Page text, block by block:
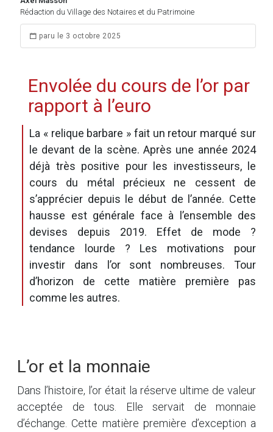
Rédaction du Village des Notaires et du Patrimoine
paru le 3 octobre 2025
Envolée du cours de l’or par
rapport à l’euro
La « relique barbare » fait un retour marqué sur
le devant de la scène. Après une année 2024
déjà très positive pour les investisseurs, le
cours du métal précieux ne cessent de
s’apprécier depuis le début de l’année. Cette
hausse est générale face à l’ensemble des
devises depuis 2019. Effet de mode ?
tendance lourde ? Les motivations pour
investir dans l’or sont nombreuses. Tour
d’horizon de cette matière première pas
comme les autres.
L’or et la monnaie
Dans l’histoire, l’or était la réserve ultime de valeur
acceptée de tous. Elle servait de monnaie
d’échange. Cette matière première d’exception a